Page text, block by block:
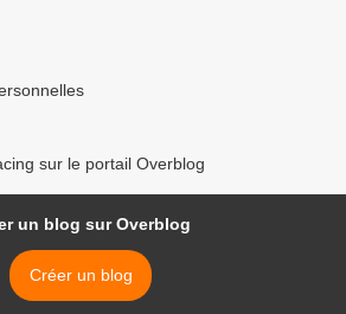
sur le portail Overblog
un blog sur Overblog
Créer un blog